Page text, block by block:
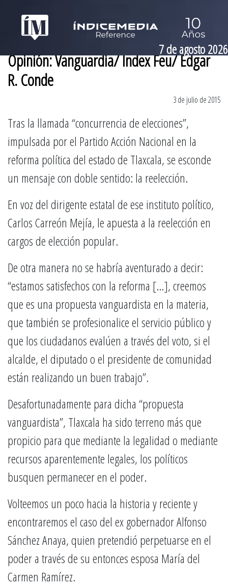
7 de agosto 2026
Opinión: Vanguardia/ Índex Feu/ Edgar
R. Conde
3 de julio de 2015
Tras la llamada “concurrencia de elecciones”,
impulsada por el Partido Acción Nacional en la
reforma política del estado de Tlaxcala, se esconde
un mensaje con doble sentido: la reelección.
En voz del dirigente estatal de ese instituto político,
Carlos Carreón Mejía, le apuesta a la reelección en
cargos de elección popular.
De otra manera no se habría aventurado a decir:
“estamos satisfechos con la reforma […], creemos
que es una propuesta vanguardista en la materia,
que también se profesionalice el servicio público y
que los ciudadanos evalúen a través del voto, si el
alcalde, el diputado o el presidente de comunidad
están realizando un buen trabajo”.
Desafortunadamente para dicha “propuesta
vanguardista”, Tlaxcala ha sido terreno más que
propicio para que mediante la legalidad o mediante
recursos aparentemente legales, los políticos
busquen permanecer en el poder.
Volteemos un poco hacia la historia y reciente y
encontraremos el caso del ex gobernador Alfonso
Sánchez Anaya, quien pretendió perpetuarse en el
poder a través de su entonces esposa María del
Carmen Ramírez.